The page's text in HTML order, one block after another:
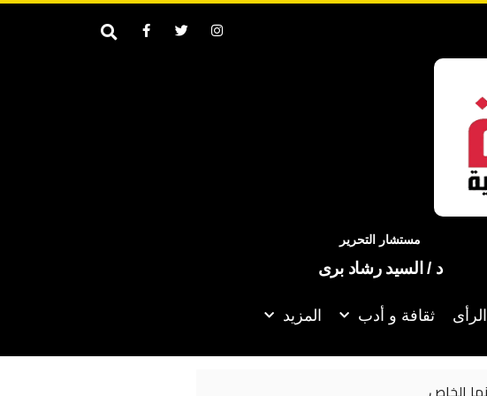
مستشار التحرير
د / السيد رشاد برى
الرأى ثقافة و أدب المزيد